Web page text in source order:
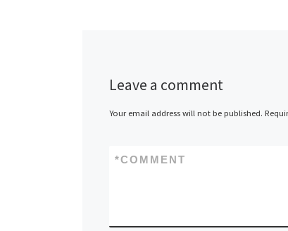
Leave a comment
Your email address will not be published.
COMMENT
*